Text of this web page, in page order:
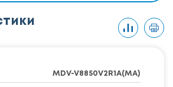
MDV-V8850V2R1A(MA)